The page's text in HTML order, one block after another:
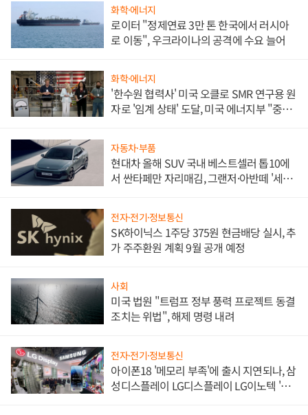
화학·에너지
로이터 "정제연료 3만 톤 한국에서 러시아
로 이동", 우크라이나의 공격에 수요 늘어
화학·에너지
'한수원 협력사' 미국 오클로 SMR 연구용 원
자로 '임계 상태' 도달, 미국 에너지부 "중요
자동차·부품
현대차 올해 SUV 국내 베스트셀러 톱10에
서 싼타페만 자리매김, 그랜저·아반떼 '세단
전자·전기·정보통신
SK하이닉스 1주당 375원 현금배당 실시, 추
가 주주환원 계획 9월 공개 예정
사회
미국 법원 "트럼프 정부 풍력 프로젝트 동결
조치는 위법", 해제 명령 내려
전자·전기·정보통신
아이폰18 '메모리 부족'에 출시 지연되나, 삼
성디스플레이 LG디스플레이 LG이노텍 '탈